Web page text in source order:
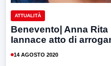
ATTUALITÀ
Benevento| Anna
Iannace atto di
14 AGOSTO 2020